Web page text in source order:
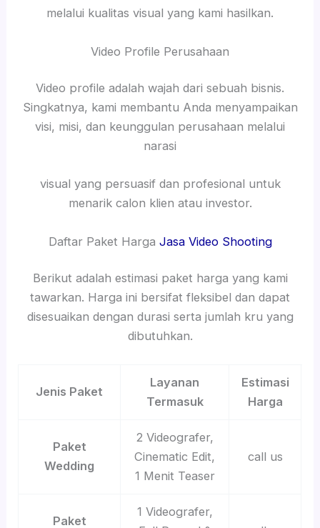
melalui kualitas visual yang kami hasilkan.
Video Profile Perusahaan
Video profile adalah wajah dari sebuah bisnis.
Singkatnya, kami membantu Anda menyampaikan
visi, misi, dan keunggulan perusahaan melalui
narasi
visual yang persuasif dan profesional untuk
menarik calon klien atau investor.
Daftar Paket Harga Jasa Video Shooting
Berikut adalah estimasi paket harga yang kami
tawarkan. Harga ini bersifat fleksibel dan dapat
disesuaikan dengan durasi serta jumlah kru yang
dibutuhkan.
Jenis Paket
Layanan
Termasuk
Estimasi
Harga
Paket
Wedding
2 Videografer,
Cinematic Edit,
1 Menit Teaser
call us
Paket
1 Videografer,